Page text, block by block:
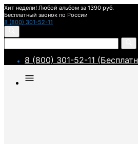
Хит недели! Любой альбом за 1390 руб.
Бесплатный звонок по России
8 (800) 301-52-11
8 (800) 301-52-11